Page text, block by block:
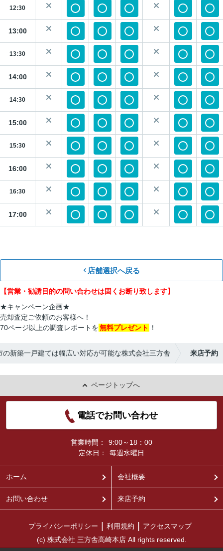
12:30
13:00
13:30
14:00
14:30
15:00
15:30
16:00
16:30
17:00
店舗選択へ戻る
【営業・勧誘目的の問い合わせは固くお断り致します】
★キャンペーン企画★
売却査定ご依頼のお客様へ！
70ページ以上の調査レポートを無料プレゼント ！
の新築一戸建ては幅広い対応が可能な株式会社三方舎 来店予約
ページトップへ
電話でお問い合わせ
営業時間：
9:00～18：00
定休日：
毎週水曜日
ホーム 会社概要
お問い合わせ 来店予約
プライバシーポリシー 利用規約
アクセスマップ
(c) 株式会社 三方舎高崎本店 All rights reserved.